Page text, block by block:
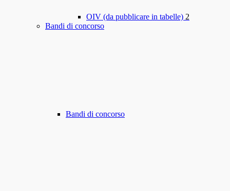
OIV (da pubblicare in tabelle) 2
Bandi di concorso
Bandi di concorso